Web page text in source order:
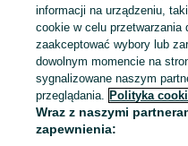
informacji na urządzeniu,
cookie w celu
zaakceptować wybory lub
dowolnym momencie na
sygnalizowane naszym
przeglądania. Polityka
Wraz z naszymi
zapewnienia: